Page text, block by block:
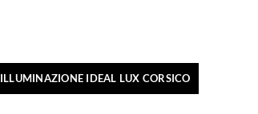
ILLUMINAZIONE IDEAL LUX CORSICO